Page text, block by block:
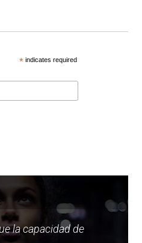
* indicates required
la capacidad de